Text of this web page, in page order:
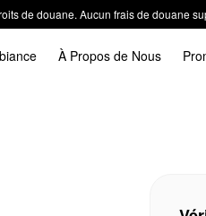
de douane. Aucun frais de douane
À Propos de Nous